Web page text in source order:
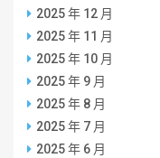
2025 年 12 月
2025 年 11 月
2025 年 10 月
2025 年 9 月
2025 年 8 月
2025 年 7 月
2025 年 6 月